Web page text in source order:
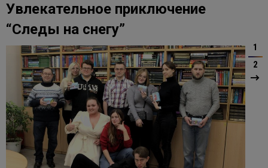
Увлекательное приключение
“Следы на снегу”
1
2